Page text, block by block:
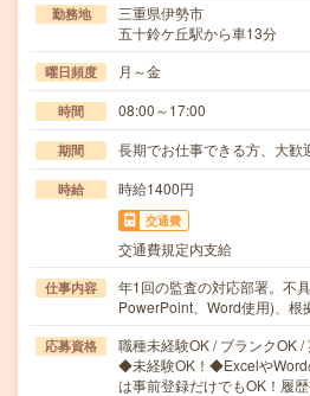
勤務地
三重県伊勢市
五十鈴ケ丘駅から車13分
曜日頻度 月～金
時間 08:00～17:00
期間 長期でお仕事できる方、大歓
時給 時給1400円
交通費
交通費規定内支給
仕事内容
年1回の監査の対応部署。不
PowerPoint、Word使用)、
応募資格
職種未経験OK / ブランクOK /
◆未経験OK！◆ExcelやWord
は事前登録だけでもOK！履